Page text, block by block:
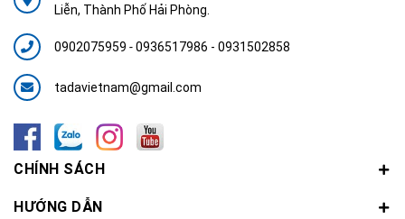
Liễn, Thành Phố Hải Phòng.
0902075959 -0936517986 - 0931502858
tadavietnam@gmail.com
CHÍNH SÁCH
HƯỚNG DẪN